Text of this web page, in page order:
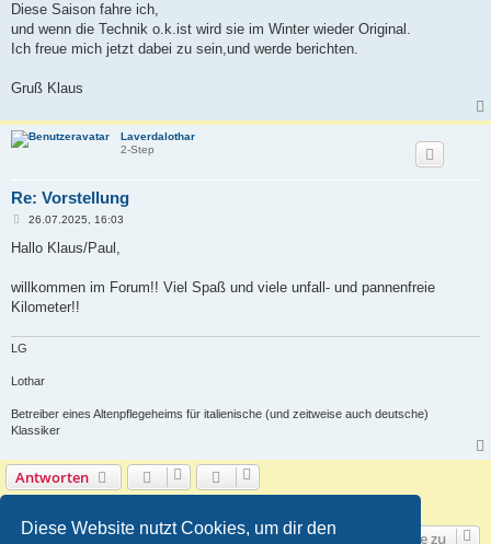
Diese Website nutzt Cookies, um dir den
Diese Saison fahre ich,
und wenn die Technik o.k.ist wird sie im Winter wieder Original.
Ich freue mich jetzt dabei zu sein,und werde berichten.
Gruß Klaus
Laverdalothar
2-Step
Re: Vorstellung
B
i
a
26.07.2025, 16:03
Hallo Klaus/Paul,
willkommen im Forum!! Viel Spaß und viele unfall- und pannenfreie
Kilometer!!
LG
Lothar
Betreiber eines Altenpflegeheims für italienische (und zeitweise auch deutsche)
Klassiker
Antworten
Gehe zu